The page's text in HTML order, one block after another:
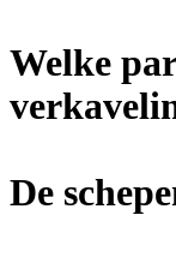
Welke
De